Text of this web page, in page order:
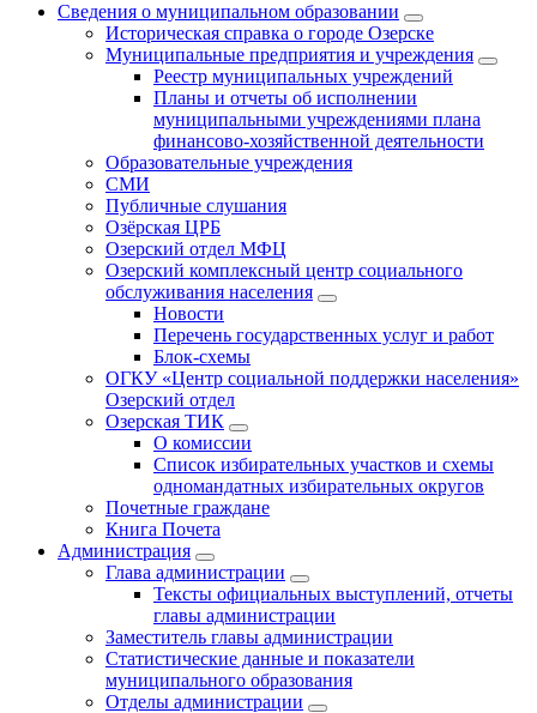
Сведения о муниципальном образовании
Историческая справка о городе Озерске
Муниципальные предприятия и учреждения
Реестр муниципальных учреждений
Планы и отчеты об исполнении
муниципальными учреждениями плана
финансово-хозяйственной деятельности
Образовательные учреждения
СМИ
Публичные слушания
Озёрская ЦРБ
Озерский отдел МФЦ
Озерский комплексный центр социального
обслуживания населения
Новости
Перечень государственных услуг и работ
Блок-схемы
ОГКУ «Центр социальной поддержки населения»
Озерский отдел
Озерская ТИК
О комиссии
Список избирательных участков и схемы
одномандатных избирательных округов
Почетные граждане
Книга Почета
Администрация
Глава администрации
Тексты официальных выступлений, отчеты
главы администрации
Заместитель главы администрации
Статистические данные и показатели
муниципального образования
Отделы администрации